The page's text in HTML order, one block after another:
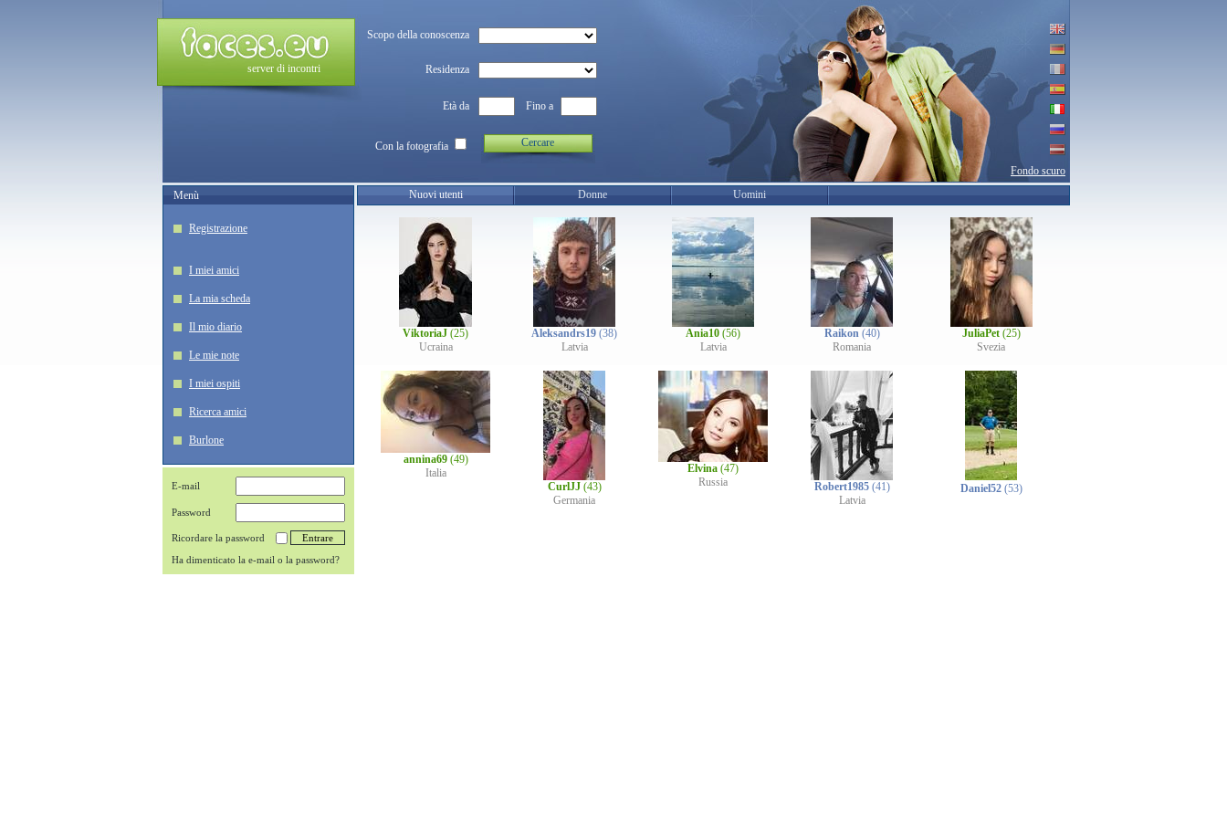
server di incontri
Scopo della conoscenza
Residenza
Età da Fino a
Con la fotografia Cercare
Fondo scuro
Menù
Registrazione
I miei amici
La mia scheda
Il mio diario
Le mie note
I miei ospiti
Ricerca amici
Burlone
E-mail
Password
Ricordare la password
Ha dimenticato la e-mail o la password?
Nuovi utenti Donne Uomini
ViktoriaJ (25)
Ucraina
Aleksandrs19 (38)
Latvia
Ania10 (56)
Latvia
Raikon(40)
Romania
JuliaPet(25)
Svezia
annina69(49)
Italia
CurlJJ(43)
Germania
Elvina (47)
Russia
Robert1985(41)
Latvia
Daniel52(53)